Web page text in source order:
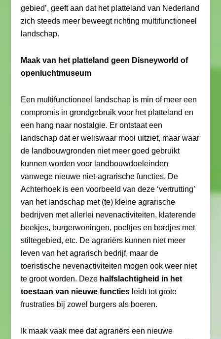
gebied’, geeft aan dat het platteland van Nederland
zich steeds meer beweegt richting multifunctioneel
landschap.
Maak van het platteland geen Disneyworld of
openluchtmuseum
Een multifunctioneel landschap is min of meer een
compromis in grondgebruik voor het platteland en
een hang naar nostalgie. Er ontstaat een
landschap dat er weliswaar mooi uitziet, maar waar
de landbouwgronden niet meer goed gebruikt
kunnen worden voor landbouwdoeleinden
vanwege nieuwe niet-agrarische functies. De
Achterhoek is een voorbeeld van deze ‘vertrutting’
van het landschap met (te) kleine agrarische
bedrijven met allerlei nevenactiviteiten, klaterende
beekjes, burgerwoningen, poeltjes en bordjes met
stiltegebied, etc. De agrariërs kunnen niet meer
leven van het agrarisch bedrijf, maar de
toeristische nevenactiviteiten mogen ook weer niet
te groot worden. Deze halfslachtigheid in het
toestaan van nieuwe functies leidt tot grote
frustraties bij zowel burgers als boeren.
Ik maak vaak mee dat agrariërs een nieuwe